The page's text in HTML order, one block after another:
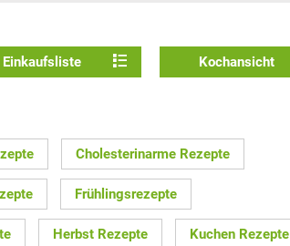
Einkaufsliste Kochansicht
Cholesterinarme Rezepte
Frühlingsrezepte
Herbst Rezepte Kuchen Rezepte